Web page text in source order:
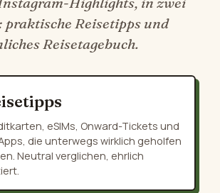
praktische Reisetipps und
Reisetagebuch.
eSIMs, Onward-Tickets und
die unterwegs wirklich geholfen
Neutral verglichen, ehrlich